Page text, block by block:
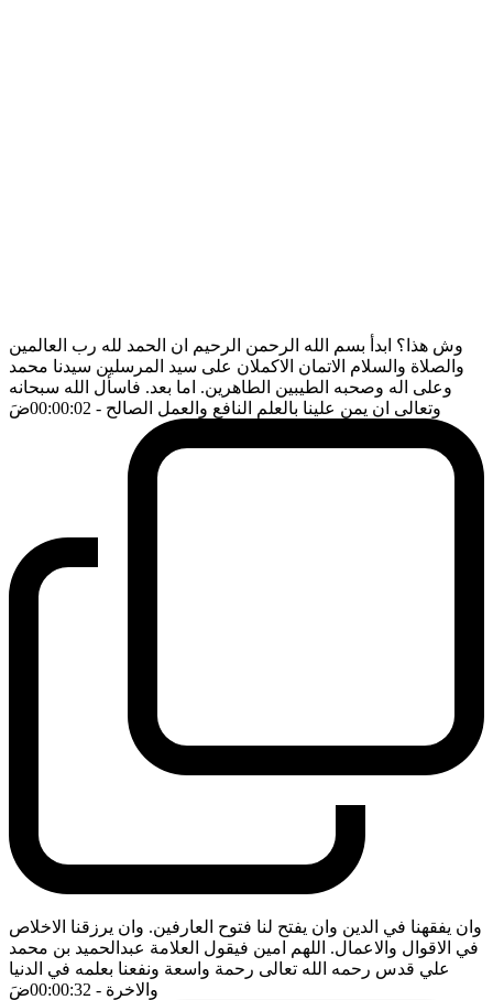
وش هذا؟ ابدأ بسم الله الرحمن الرحيم ان الحمد لله رب العالمين
والصلاة والسلام الاتمان الاكملان على سيد المرسلين سيدنا محمد
وعلى اله وصحبه الطيبين الطاهرين. اما بعد. فاسأل الله سبحانه
وتعالى ان يمن علينا بالعلم النافع والعمل الصالح - 00:00:02 ضَ
وان يفقهنا في الدين وان يفتح لنا فتوح العارفين. وان يرزقنا الاخلاص
في الاقوال والاعمال. اللهم امين فيقول العلامة عبدالحميد بن محمد
علي قدس رحمه الله تعالى رحمة واسعة ونفعنا بعلمه في الدنيا
والاخرة - 00:00:32 ضَ